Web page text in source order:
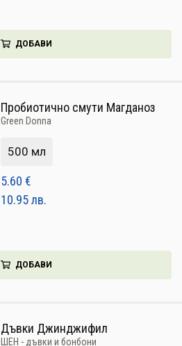
ДОБАВИ
Пробиотично смути Магданоз
Green Donna
500 мл
5.60 €
10.95 лв.
ДОБАВИ
Дъвки Джинджифил
ШЕН - дъвки и бонбони